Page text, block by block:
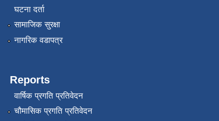
घटना दर्ता
सामाजिक सुरक्षा
नागरिक वडापत्र
Reports
वार्षिक प्रगति प्रतिवेदन
चौमासिक प्रगति प्रतिवेदन